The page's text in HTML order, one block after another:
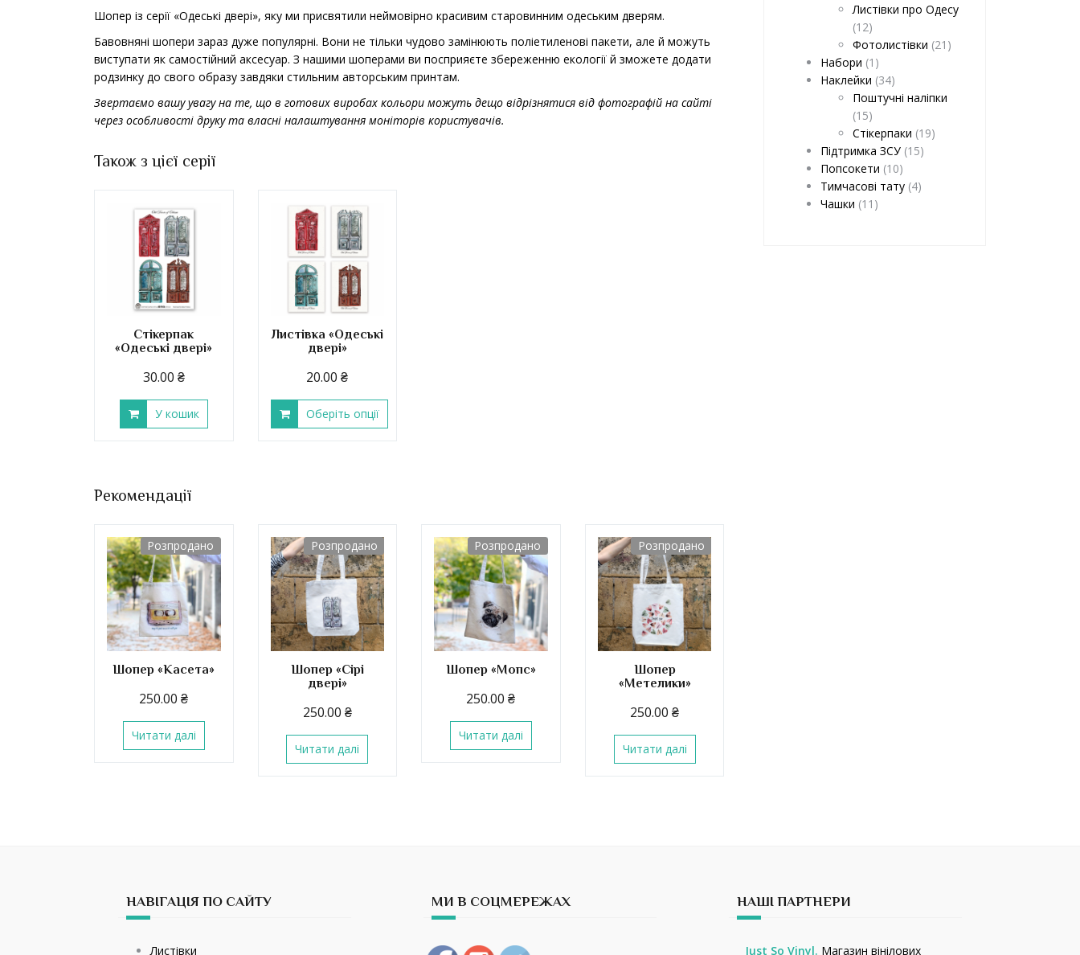
Шопер із серії «Одеські двері», яку ми присвятили неймовірно красивим старовинним одеським дверям.
Бавовняні шопери зараз дуже популярні. Вони не тільки чудово замінюють поліетиленові пакети, але й можуть
виступати як самостійний аксесуар. З нашими шоперами ви посприяєте збереженню екології й зможете додати
родзинку до свого образу завдяки стильним авторським принтам.
Звертаємо вашу увагу на те, що в готових виробах кольори можуть дещо відрізнятися від фотографій на сайті
через особливості друку та власні налаштування моніторів користувачів.
Також з цієї серії
Стікерпак
«Одеські двері»
30.00 ₴
У кошик
Листівка «Одеські
двері»
20.00₴
Оберіть опції
Рекомендації
Розпродано
Шопер «Касета»
250.00₴
Читати далі
Розпродано
Шопер «Сірі
двері»
250.00 ₴
Читати далі
Розпродано
Шопер «Мопс»
250.00₴
Читати далі
Розпродано
Шопер
«Метелики»
250.00 ₴
Читати далі
Листівки про Одесу
(12)
Фотолистівки (21)
Набори (1)
Наклейки (34)
Поштучні наліпки
(15)
Стікерпаки (19)
Підтримка ЗСУ (15)
Попсокети (10)
Тимчасові тату (4)
Чашки (11)
НАВІГАЦІЯ ПО САЙТУ
Листівки
МИ В СОЦМЕРЕЖАХ НАШІ ПАРТНЕРИ
Just So Vinyl. Магазин вінілових